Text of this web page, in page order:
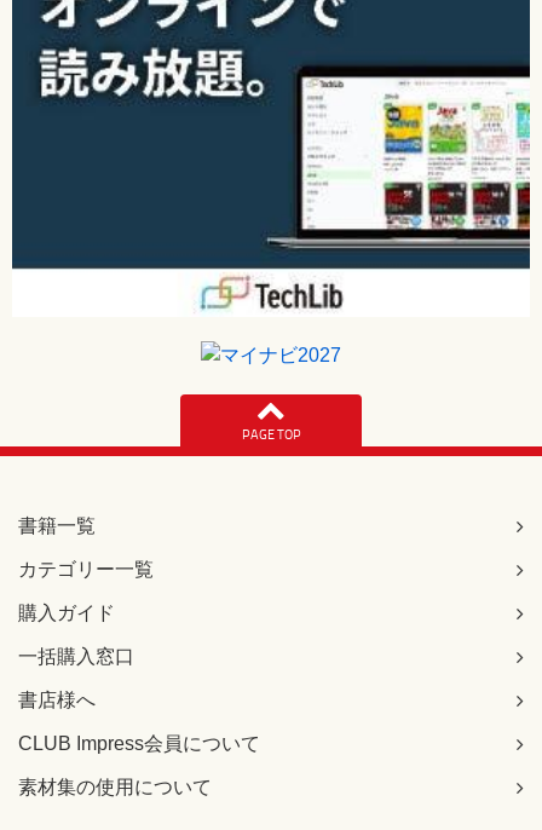
PAGE TOP
書籍一覧
カテゴリー一覧
購入ガイド
一括購入窓口
書店様へ
CLUB Impress会員について
素材集の使用について